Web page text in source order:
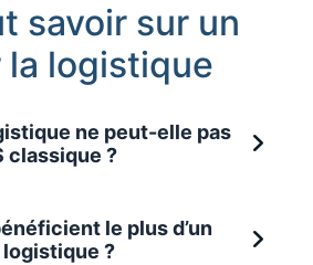
savoir sur un
la logistique
ne peut-elle pas
classique ?
le plus d’un
logistique ?